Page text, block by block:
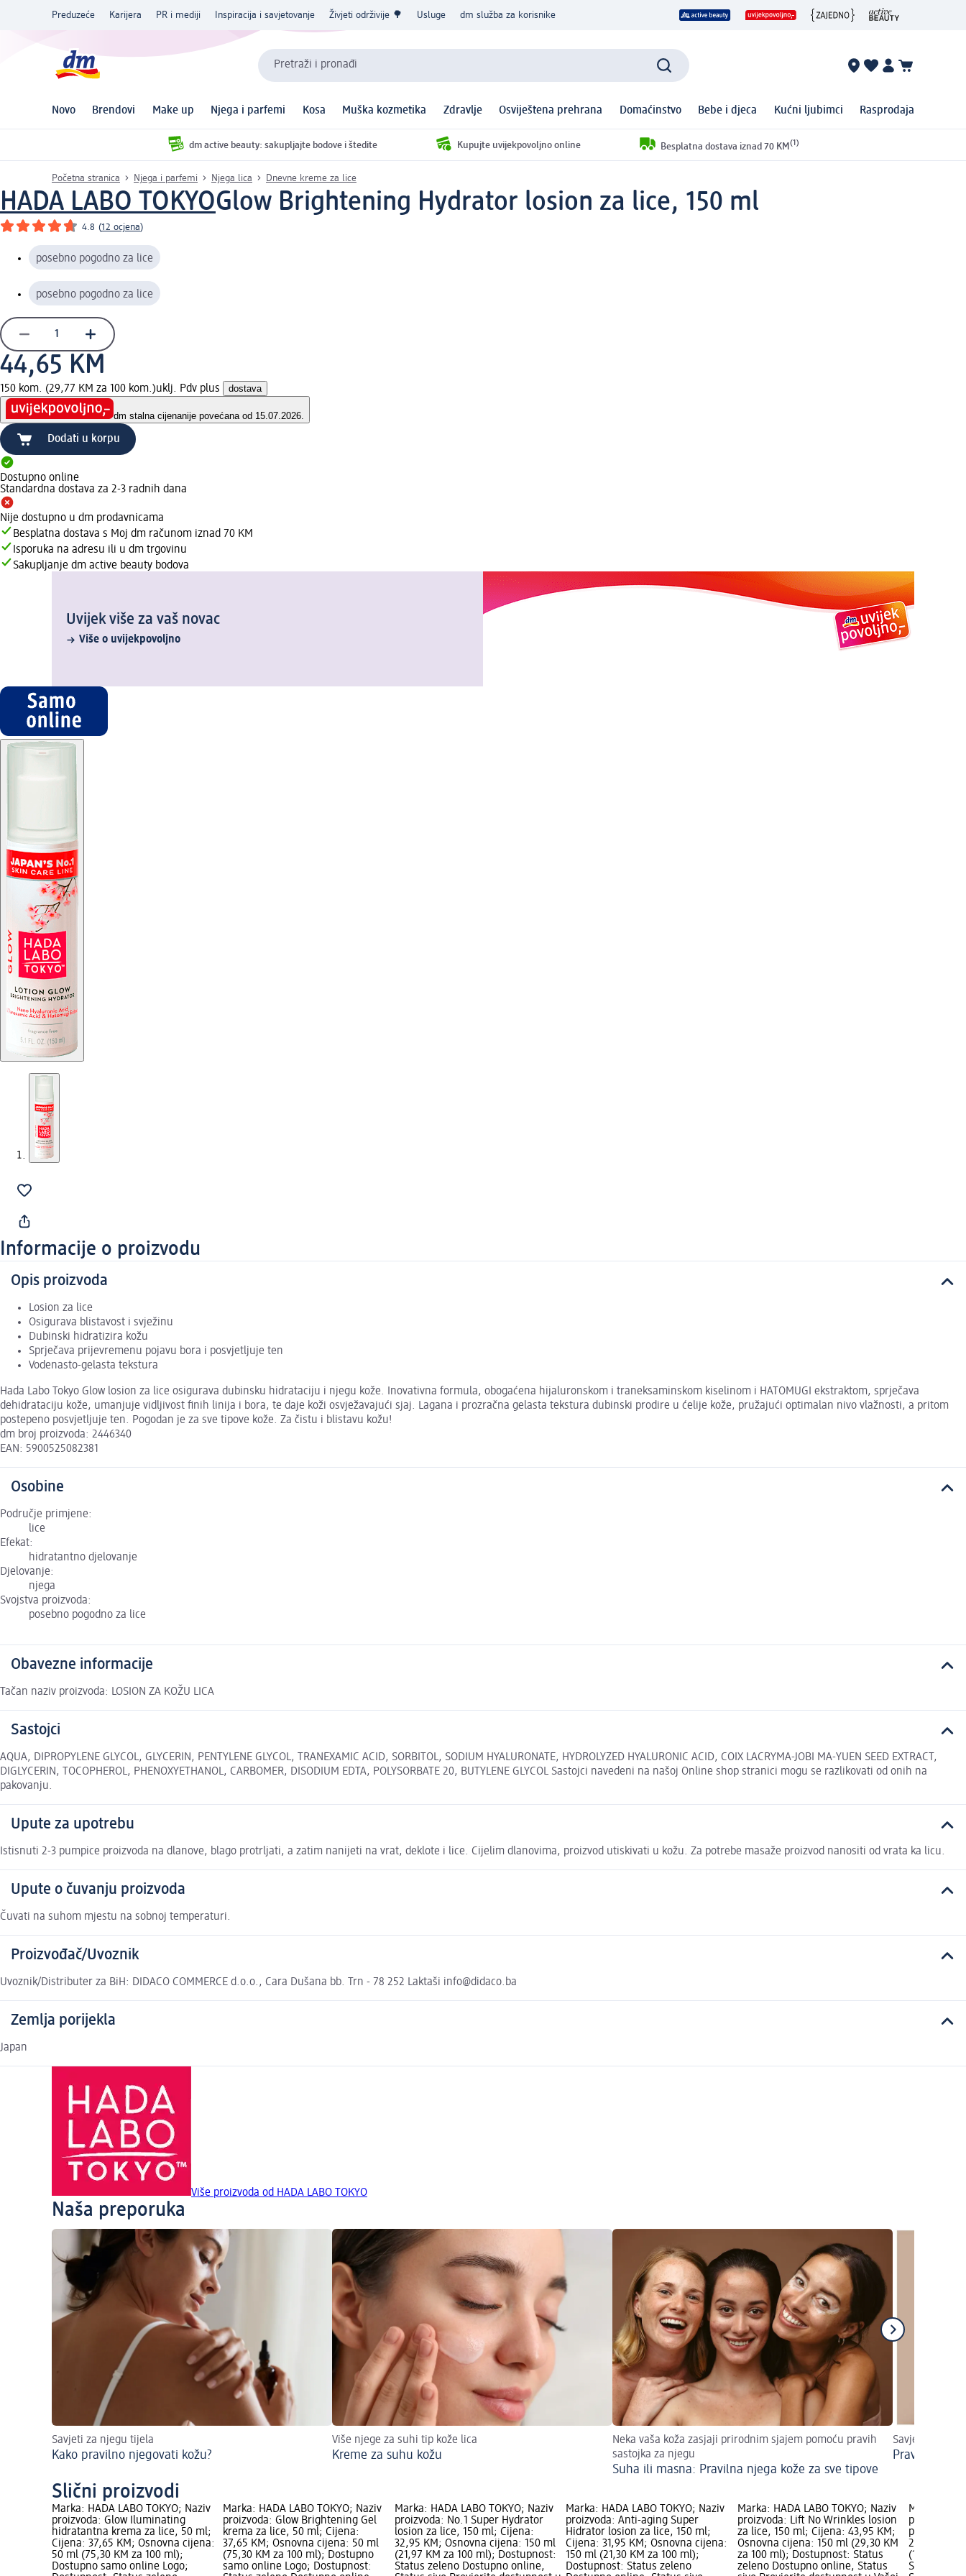
Preduzeće Karijera PR i mediji Inspiracija i savjetovanje Živjeti održivije 🌳 Usluge dm služba za korisnike
Pretraži i pronađi
Novo Brendovi Make up Njega i parfemi Kosa Muška kozmetika Zdravlje Osviještena prehrana Domaćinstvo Bebe i djeca Kućni ljubimci Rasprodaja
dm active beauty: sakupljajte bodove i štedite Kupujte uvijekpovoljno online Besplatna dostava iznad 70 KM (1)
Početna stranica Njega i parfemi Njega lica Dnevne kreme za lice
HADA LABO TOKYOGlow Brightening Hydrator losion za lice, 150 ml
4.8 (12 ocjena)
posebno pogodno za lice
posebno pogodno za lice
44,65 KM
150 kom. (29,77 KM za 100 kom.)uklj. Pdv plus dostava
dm stalna cijenanije povećana od 15.07.2026.
Dodati u korpu
Dostupno online
Standardna dostava za 2-3 radnih dana
Nije dostupno u dm prodavnicama
Besplatna dostava s Moj dm računom iznad 70 KM
Isporuka na adresu ili u dm trgovinu
Sakupljanje dm active beauty bodova
Uvijek više za vaš novac
Više o uvijekpovoljno
Informacije o proizvodu
Opis proizvoda
Losion za lice
Osigurava blistavost i svježinu
Dubinski hidratizira kožu
Sprječava prijevremenu pojavu bora i posvjetljuje ten
Vodenasto-gelasta tekstura
Hada Labo Tokyo Glow losion za lice osigurava dubinsku hidrataciju i njegu kože. Inovativna formula, obogaćena hijaluronskom i traneksaminskom kiselinom i HATOMUGI ekstraktom, sprječava
dehidrataciju kože, umanjuje vidljivost finih linija i bora, te daje koži osvježavajući sjaj. Lagana i prozračna gelasta tekstura dubinski prodire u ćelije kože, pružajući optimalan nivo vlažnosti, a pritom
postepeno posvjetljuje ten. Pogodan je za sve tipove kože. Za čistu i blistavu kožu!
dm broj proizvoda: 2446340
EAN: 5900525082381
Osobine
Područje primjene:
lice
Efekat:
hidratantno djelovanje
Djelovanje:
njega
Svojstva proizvoda:
posebno pogodno za lice
Obavezne informacije
Tačan naziv proizvoda: LOSION ZA KOŽU LICA
Sastojci
AQUA, DIPROPYLENE GLYCOL, GLYCERIN, PENTYLENE GLYCOL, TRANEXAMIC ACID, SORBITOL, SODIUM HYALURONATE, HYDROLYZED HYALURONIC ACID, COIX LACRYMA-JOBI MA-YUEN SEED EXTRACT,
DIGLYCERIN, TOCOPHEROL, PHENOXYETHANOL, CARBOMER, DISODIUM EDTA, POLYSORBATE 20, BUTYLENE GLYCOL Sastojci navedeni na našoj Online shop stranici mogu se razlikovati od onih na
pakovanju.
Upute za upotrebu
Istisnuti 2-3 pumpice proizvoda na dlanove, blago protrljati, a zatim nanijeti na vrat, deklote i lice. Cijelim dlanovima, proizvod utiskivati u kožu. Za potrebe masaže proizvod nanositi od vrata ka licu.
Upute o čuvanju proizvoda
Čuvati na suhom mjestu na sobnoj temperaturi.
Proizvođač/Uvoznik
Uvoznik/Distributer za BiH: DIDACO COMMERCE d.o.o., Cara Dušana bb. Trn - 78 252 Laktaši info@didaco.ba
Zemlja porijekla
Japan
Više proizvoda od HADA LABO TOKYO
Naša preporuka
Savjeti za njegu tijela
Kako pravilno njegovati kožu?
Više njege za suhi tip kože lica
Kreme za suhu kožu
Neka vaša koža zasjaji prirodnim sjajem pomoću pravih
sastojka za njegu
Suha ili masna: Pravilna njega kože za sve tipove
Savjeti i trikovi
Pravilna
Slični proizvodi
Marka: HADA LABO TOKYO; Naziv
proizvoda: Glow Iluminating
hidratantna krema za lice, 50 ml;
Cijena: 37,65 KM; Osnovna cijena:
50 ml (75,30 KM za 100 ml);
Dostupno samo online Logo;
Marka: HADA LABO TOKYO; Naziv
proizvoda: Glow Brightening Gel
krema za lice, 50 ml; Cijena:
37,65 KM; Osnovna cijena: 50 ml
(75,30 KM za 100 ml); Dostupno
samo online Logo; Dostupnost:
Marka: HADA LABO TOKYO; Naziv
proizvoda: No.1 Super Hydrator
losion za lice, 150 ml; Cijena:
32,95 KM; Osnovna cijena: 150 ml
(21,97 KM za 100 ml); Dostupnost:
Status zeleno Dostupno online,
Marka: HADA LABO TOKYO; Naziv
proizvoda: Anti-aging Super
Hidrator losion za lice, 150 ml;
Cijena: 31,95 KM; Osnovna cijena:
150 ml (21,30 KM za 100 ml);
Dostupnost: Status zeleno
Marka: HADA LABO TOKYO; Naziv
proizvoda: Lift No Wrinkles losion
za lice, 150 ml; Cijena: 43,95 KM;
Osnovna cijena: 150 ml (29,30 KM
za 100 ml); Dostupnost: Status
zeleno Dostupno online, Status
Marka:
proizvoda:
pranje lica,
28,85 KM;
(19,23 KM
Status